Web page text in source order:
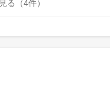
見る（4件）